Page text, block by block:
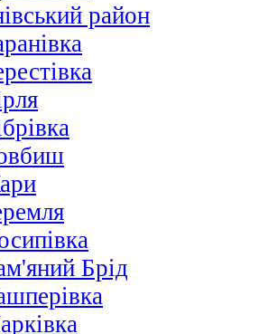
район
Брід